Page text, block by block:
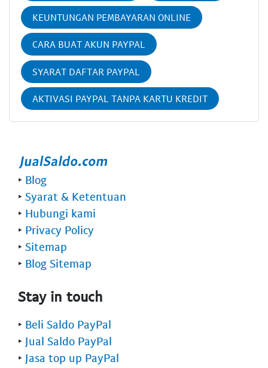
KEUNTUNGAN PEMBAYARAN ONLINE
CARA BUAT AKUN PAYPAL
SYARAT DAFTAR PAYPAL
AKTIVASI PAYPAL TANPA KARTU KREDIT
‣ Blog
‣ Syarat & Ketentuan
‣ Hubungi kami
‣ Privacy Policy
‣ Sitemap
‣ Blog Sitemap
Stay in touch
‣ Beli Saldo PayPal
‣ Jual Saldo PayPal
‣ Jasa top up PayPal